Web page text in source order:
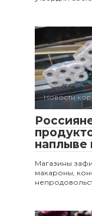
Новости
наплыве
Магазины
макароны,